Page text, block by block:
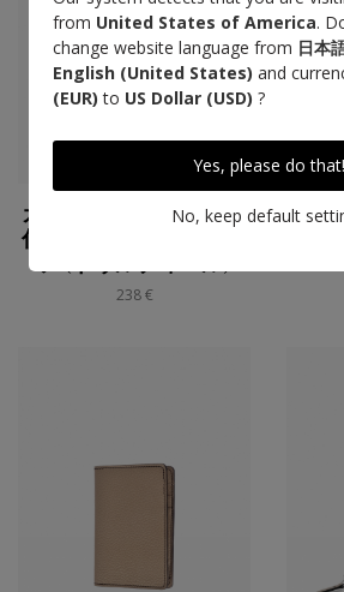
カード8枚収納ジッパー
付き財布, トリヨンペソ
ア (トゥルティール)
238 €
Porte
from United States of America.
change website language from 日本
English (United States) and
(EUR) to US Dollar (USD) ?
Yes, please do that!
No, keep default